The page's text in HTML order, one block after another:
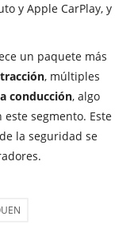
y Apple CarPlay, y
un paquete más
, múltiples
conducción, algo
segmento. Este
la seguridad se